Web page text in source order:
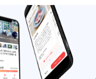
してい
ます。
宿泊は
任意で
あり、
あくま
で体験
チケッ
トとし
となり
ます
（交通
費は自
己負担
となり
ます）
※チケッ
トは現